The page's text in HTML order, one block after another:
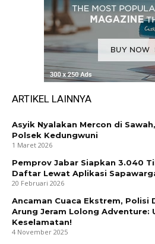
ARTIKEL LAINNYA
Asyik Nyalakan Mercon di
Polsek Kedungwuni
1 Maret 2026
Pemprov Jabar Siapkan 3.040
Daftar Lewat Aplikasi
20 Februari 2026
Ancaman Cuaca Ekstrem, Polisi
Arung Jeram Lolong Adventure:
Keselamatan!
4 November 2025